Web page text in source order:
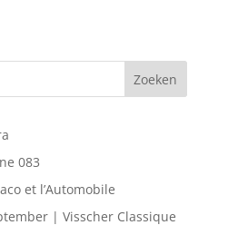
083
et l’Automobile
| Visscher Classique